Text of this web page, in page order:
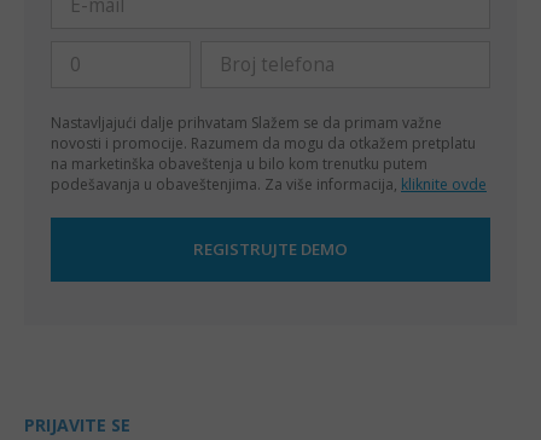
Nastavljajući dalje prihvatam Slažem se da primam važne
novosti i promocije. Razumem da mogu da otkažem pretplatu
na marketinška obaveštenja u bilo kom trenutku putem
podešavanja u obaveštenjima. Za više informacija, kliknite ovde
PRIJAVITE SE